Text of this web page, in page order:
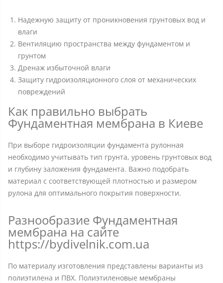
Надежную защиту от проникновения грунтовых вод и
влаги
Вентиляцию пространства между фундаментом и
грунтом
Дренаж избыточной влаги
Защиту гидроизоляционного слоя от механических
повреждений
Как правильно выбрать
Фундаментная мембрана в Киеве
При выборе гидроизоляции фундамента рулонная
необходимо учитывать тип грунта, уровень грунтовых вод
и глубину заложения фундамента. Важно подобрать
материал с соответствующей плотностью и размером
рулона для оптимального покрытия поверхности.
Разнообразие Фундаментная
мембрана на сайте
https://bydivelnik.com.ua
По материалу изготовления представлены варианты из
полиэтилена и ПВХ. Полиэтиленовые мембраны